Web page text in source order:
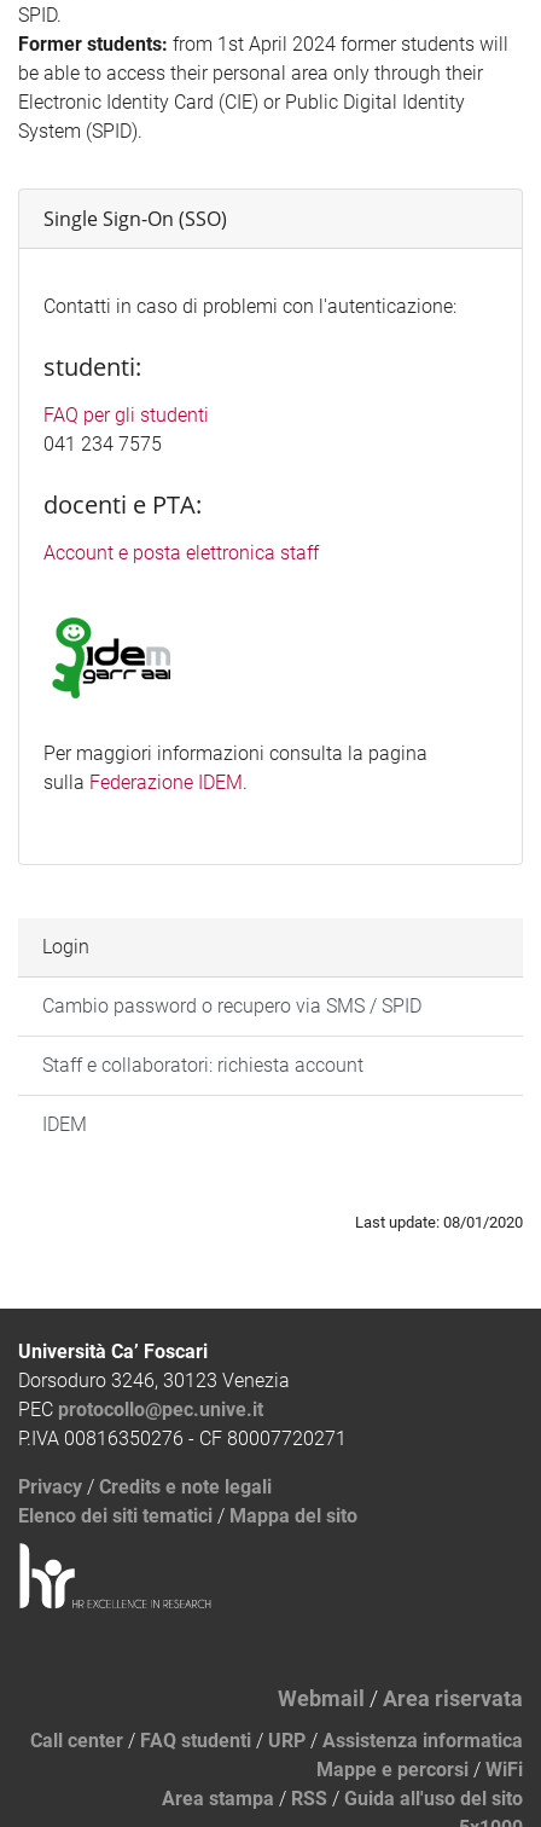
SPID.
Former students: from 1st April 2024 former students will
be able to access their personal area only through their
Electronic Identity Card (CIE) or Public Digital Identity
System (SPID).
Single Sign-On (SSO)
Contatti in caso di problemi con l'autenticazione:
studenti:
FAQ per gli studenti
041 234 7575
docenti e PTA:
Account e posta elettronica staff
Per maggiori informazioni consulta la pagina
sulla Federazione IDEM.
Login
Cambio password o recupero via SMS / SPID
Staff e collaboratori: richiesta account
IDEM
Last update: 08/01/2020
Università Ca’ Foscari
Dorsoduro 3246, 30123 Venezia
PEC protocollo@pec.unive.it
P.IVA 00816350276 - CF 80007720271
Privacy / Credits e note legali
Elenco dei siti tematici / Mappa del sito
Webmail /Area riservata
Call center / FAQ studenti / URP / Assistenza informatica
Mappe e percorsi / WiFi
Area stampa / RSS / Guida all'uso del sito